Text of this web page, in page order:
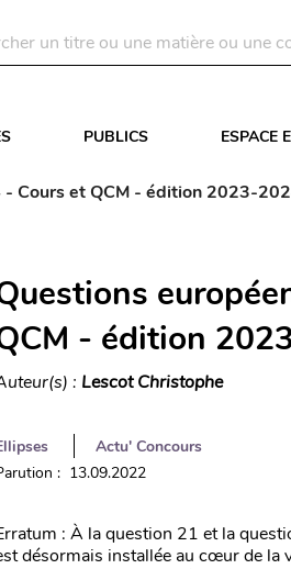
PUBLICS ESPACE
Cours et QCM - édition 2023-
- édition
: Lescot Christophe
Actu' Concours
: 13.09.2022
: À la question 21 et la
désormais installée au cœur de la